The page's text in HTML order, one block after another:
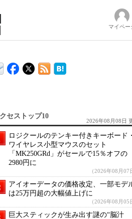
マイペー
セストップ10
2026年08月08日
ロジクールのテンキー付きキーボード・
ワイヤレス小型マウスのセット
「MK250GRd」がセールで15％オフの
2980円に
（2026年08月07
アイオーデータの価格改定、一部モデ
は25万円超の大幅値上げに
（2026年08月05
巨大スティックが生み出す謎の“脳汁